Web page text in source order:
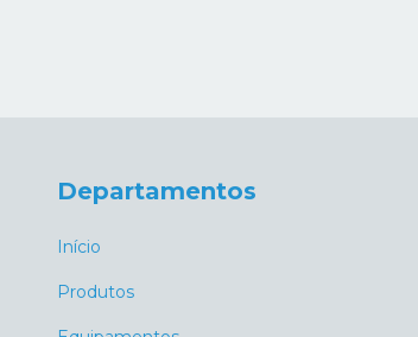
Departamentos
Início
Produtos